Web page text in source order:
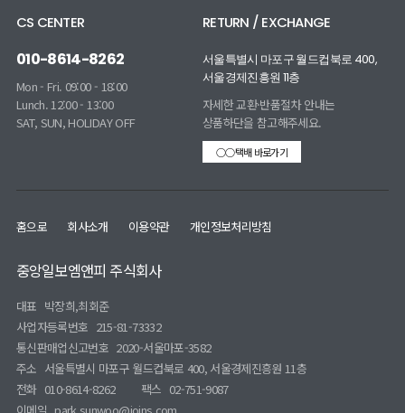
CS CENTER
010-8614-8262
Mon - Fri. 09:00 - 18:00
Lunch. 12:00 - 13:00
SAT, SUN, HOLIDAY OFF
RETURN / EXCHANGE
서울특별시 마포구 월드컵북로 400,
서울경제진흥원 11층
자세한 교환·반품절차 안내는
상품하단을 참고해주세요.
○○택배 바로가기
홈으로 회사소개 이용약관 개인정보처리방침
중앙일보엠앤피 주식회사
대표 박장희,최회준
사업자등록번호 215-81-73332
통신판매업신고번호 2020-서울마포-3582
주소 서울특별시 마포구 월드컵북로 400, 서울경제진흥원 11층
전화 010-8614-8262 팩스 02-751-9087